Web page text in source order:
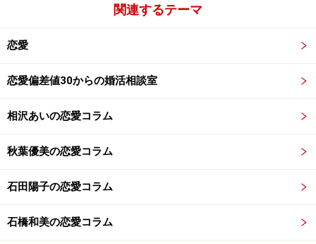
関連するテーマ
恋愛
恋愛偏差値30からの婚活相談室
相沢あいの恋愛コラム
秋葉優美の恋愛コラム
石田陽子の恋愛コラム
石橋和美の恋愛コラム